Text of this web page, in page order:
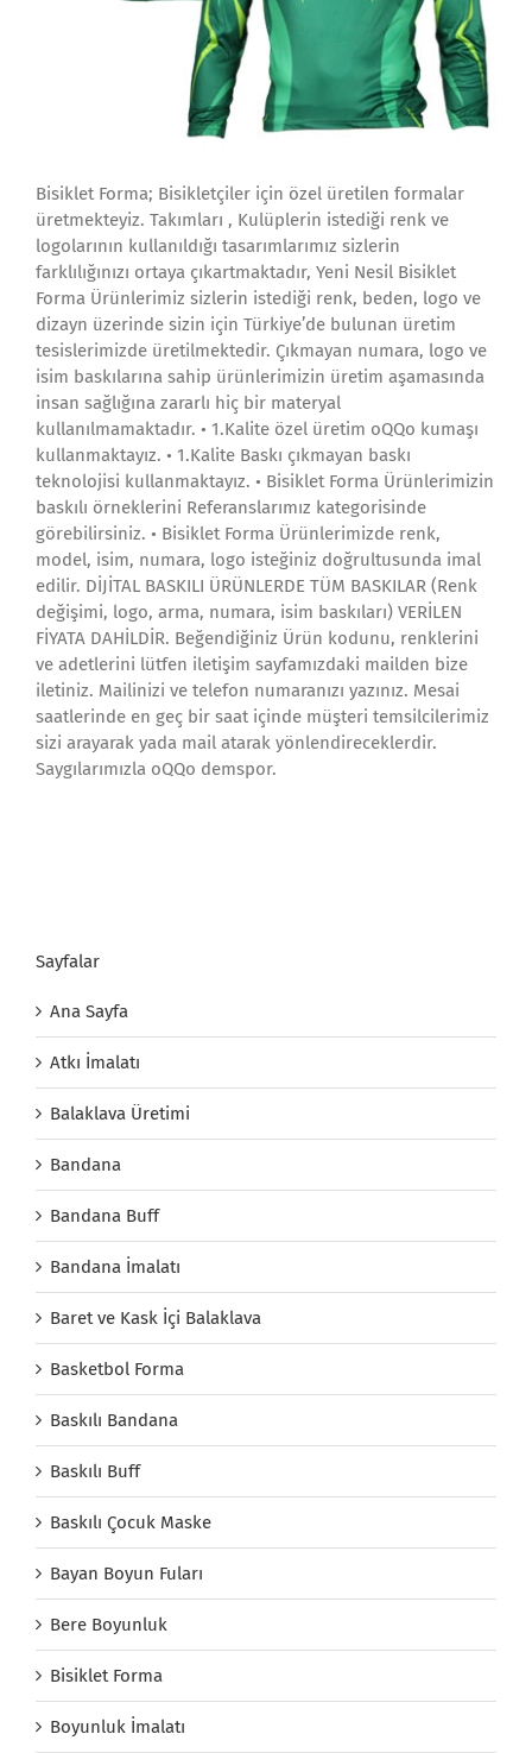
Bisiklet Forma; Bisikletçiler için özel üretilen formalar
üretmekteyiz. Takımları , Kulüplerin istediği renk ve
logolarının kullanıldığı tasarımlarımız sizlerin
farklılığınızı ortaya çıkartmaktadır, Yeni Nesil Bisiklet
Forma Ürünlerimiz sizlerin istediği renk, beden, logo ve
dizayn üzerinde sizin için Türkiye’de bulunan üretim
tesislerimizde üretilmektedir. Çıkmayan numara, logo ve
isim baskılarına sahip ürünlerimizin üretim aşamasında
insan sağlığına zararlı hiç bir materyal
kullanılmamaktadır. • 1.Kalite özel üretim oQQo kumaşı
kullanmaktayız. • 1.Kalite Baskı çıkmayan baskı
teknolojisi kullanmaktayız. • Bisiklet Forma Ürünlerimizin
baskılı örneklerini Referanslarımız kategorisinde
görebilirsiniz. • Bisiklet Forma Ürünlerimizde renk,
model, isim, numara, logo isteğiniz doğrultusunda imal
edilir. DİJİTAL BASKILI ÜRÜNLERDE TÜM BASKILAR (Renk
değişimi, logo, arma, numara, isim baskıları) VERİLEN
FİYATA DAHİLDİR. Beğendiğiniz Ürün kodunu, renklerini
ve adetlerini lütfen iletişim sayfamızdaki mailden bize
iletiniz. Mailinizi ve telefon numaranızı yazınız. Mesai
saatlerinde en geç bir saat içinde müşteri temsilcilerimiz
sizi arayarak yada mail atarak yönlendireceklerdir.
Saygılarımızla oQQo demspor.
Sayfalar
Ana Sayfa
Atkı İmalatı
Balaklava Üretimi
Bandana
Bandana Buff
Bandana İmalatı
Baret ve Kask İçi Balaklava
Basketbol Forma
Baskılı Bandana
Baskılı Buff
Baskılı Çocuk Maske
Bayan Boyun Fuları
Bere Boyunluk
Bisiklet Forma
Boyunluk İmalatı